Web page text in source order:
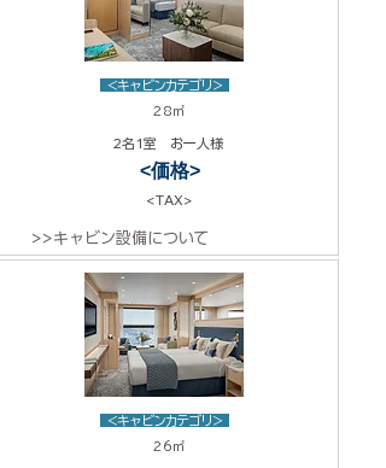
<キャビンカテゴリ>
28㎡
2名1室 お一人様
<価格>
<TAX>
>>キャビン設備について
<キャビンカテゴリ>
26㎡